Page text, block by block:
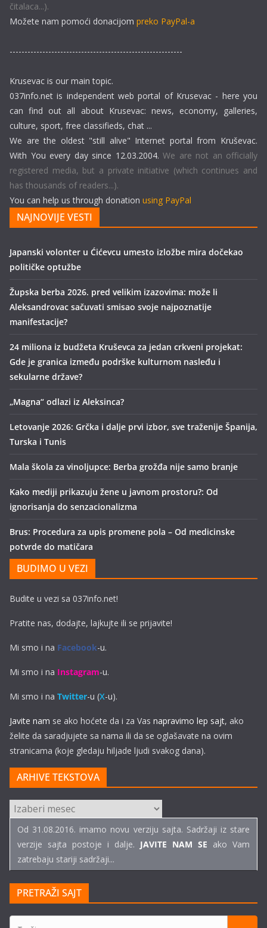
čitalaca...).
Možete nam pomoći donacijom preko PayPal-a
----------------------------------------------------------
Krusevac is our main topic.
037info.net is independent web portal of Krusevac - here you
can find out all about Krusevac: news, economy, galleries,
culture, sport, free classifieds, chat ...
We are the oldest "still alive" Internet portal from Kruševac.
With You every day since 12.03.2004. We are not an officially
registered media, but a private initiative (which continues and
has thousands of readers...).
You can help us through donation using PayPal
NAJNOVIJE VESTI
Japanski volonter u Ćićevcu umesto izložbe mira dočekao
političke optužbe
Župska berba 2026. pred velikim izazovima: može li
Aleksandrovac sačuvati smisao svoje najpoznatije
manifestacije?
24 miliona iz budžeta Kruševca za jedan crkveni projekat:
Gde je granica između podrške kulturnom nasleđu i
sekularne države?
„Magna“ odlazi iz Aleksinca?
Letovanje 2026: Grčka i dalje prvi izbor, sve traženije Španija,
Turska i Tunis
Mala škola za vinoljupce: Berba grožđa nije samo branje
Kako mediji prikazuju žene u javnom prostoru?: Od
ignorisanja do senzacionalizma
Brus: Procedura za upis promene pola – Od medicinske
potvrde do matičara
BUDIMO U VEZI
Budite u vezi sa 037info.net!
Pratite nas, dodajte, lajkujte ili se prijavite!
Mi smo i na Facebook-u.
Mi smo i na Instagram-u.
Mi smo i na Twitter-u (X-u).
Javite nam se ako hoćete da i za Vas napravimo lep sajt, ako
želite da saradjujete sa nama ili da se oglašavate na ovim
stranicama (koje gledaju hiljade ljudi svakog dana).
ARHIVE TEKSTOVA
ARHIVE
TEKSTOVA
Od 31.08.2016. imamo novu verziju sajta. Sadržaji iz stare
verzije sajta postoje i dalje. JAVITE NAM SE ako Vam
zatrebaju stariji sadržaji...
PRETRAŽI SAJT